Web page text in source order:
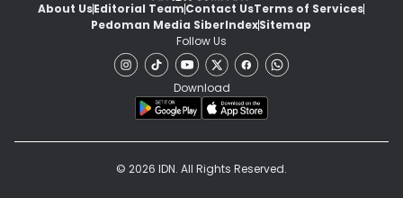
About UsEditorial TeamContact UsTerms of Services
Pedoman Media SiberIndexSitemap
Follow Us
Download
© 2026 IDN. All Rights Reserved.